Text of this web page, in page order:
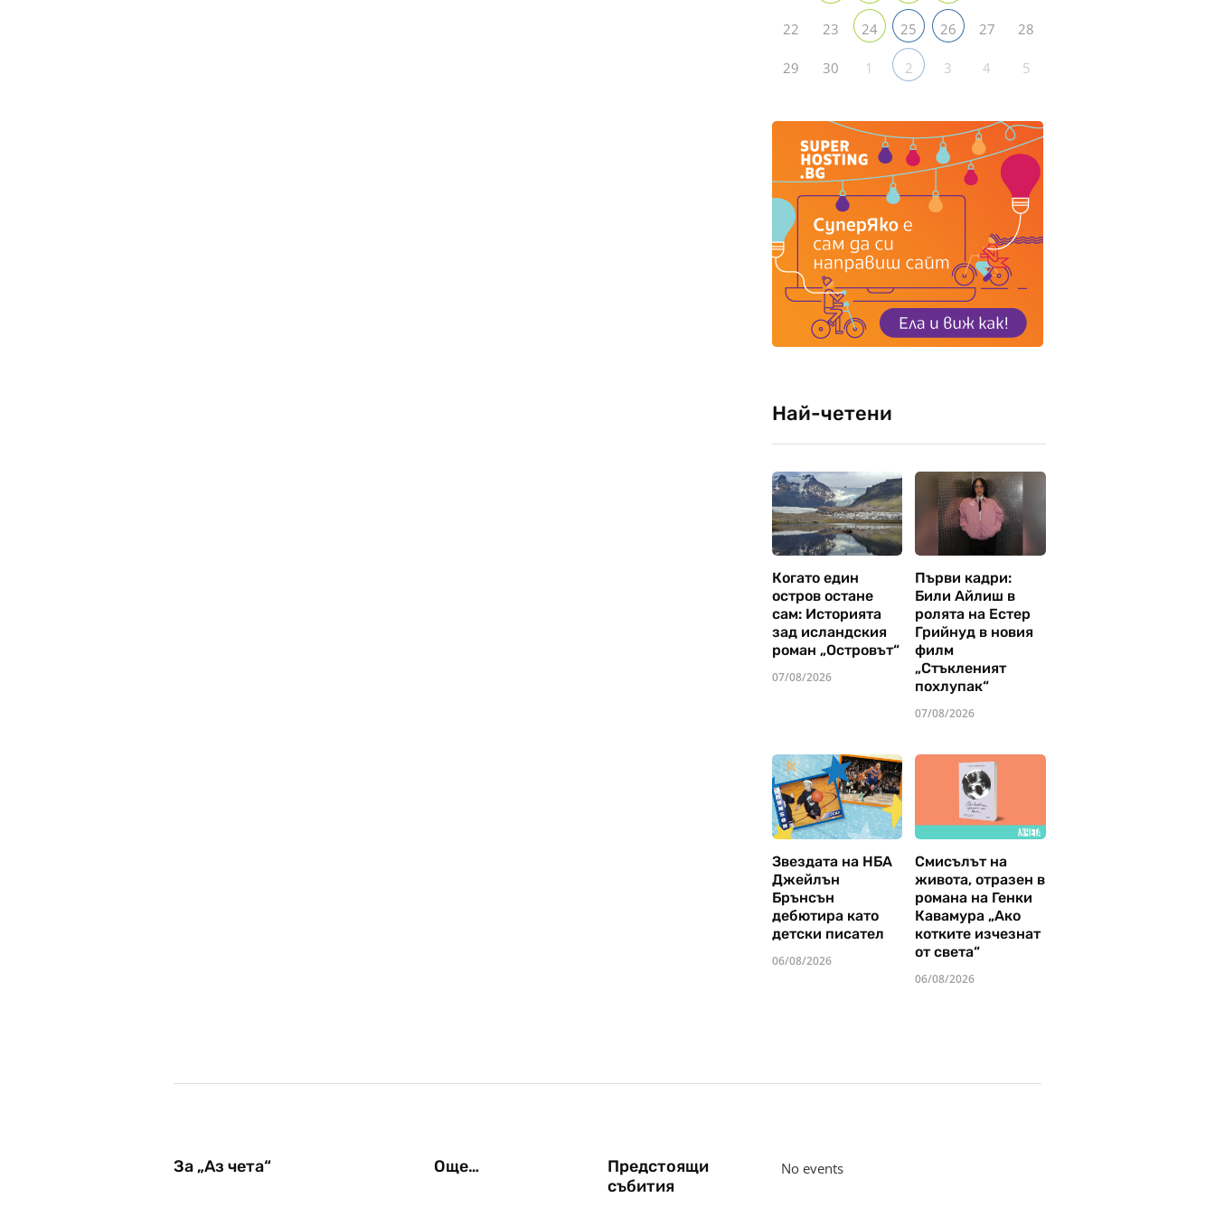
22 23 24 25 26 27 28
29 30 1 2 3 4 5
Най-четени
Когато един
остров остане
сам: Историята
зад исландския
роман „Островът“
07/08/2026
Първи кадри:
Били Айлиш в
ролята на Естер
Грийнуд в новия
филм
„Стъкленият
похлупак“
07/08/2026
Звездата на НБА
Джейлън
Брънсън
дебютира като
детски писател
06/08/2026
Смисълът на
живота, отразен в
романа на Генки
Кавамура „Ако
котките изчезнат
от света“
06/08/2026
За „Аз чета“ Още…
Предстоящи
събития
No events